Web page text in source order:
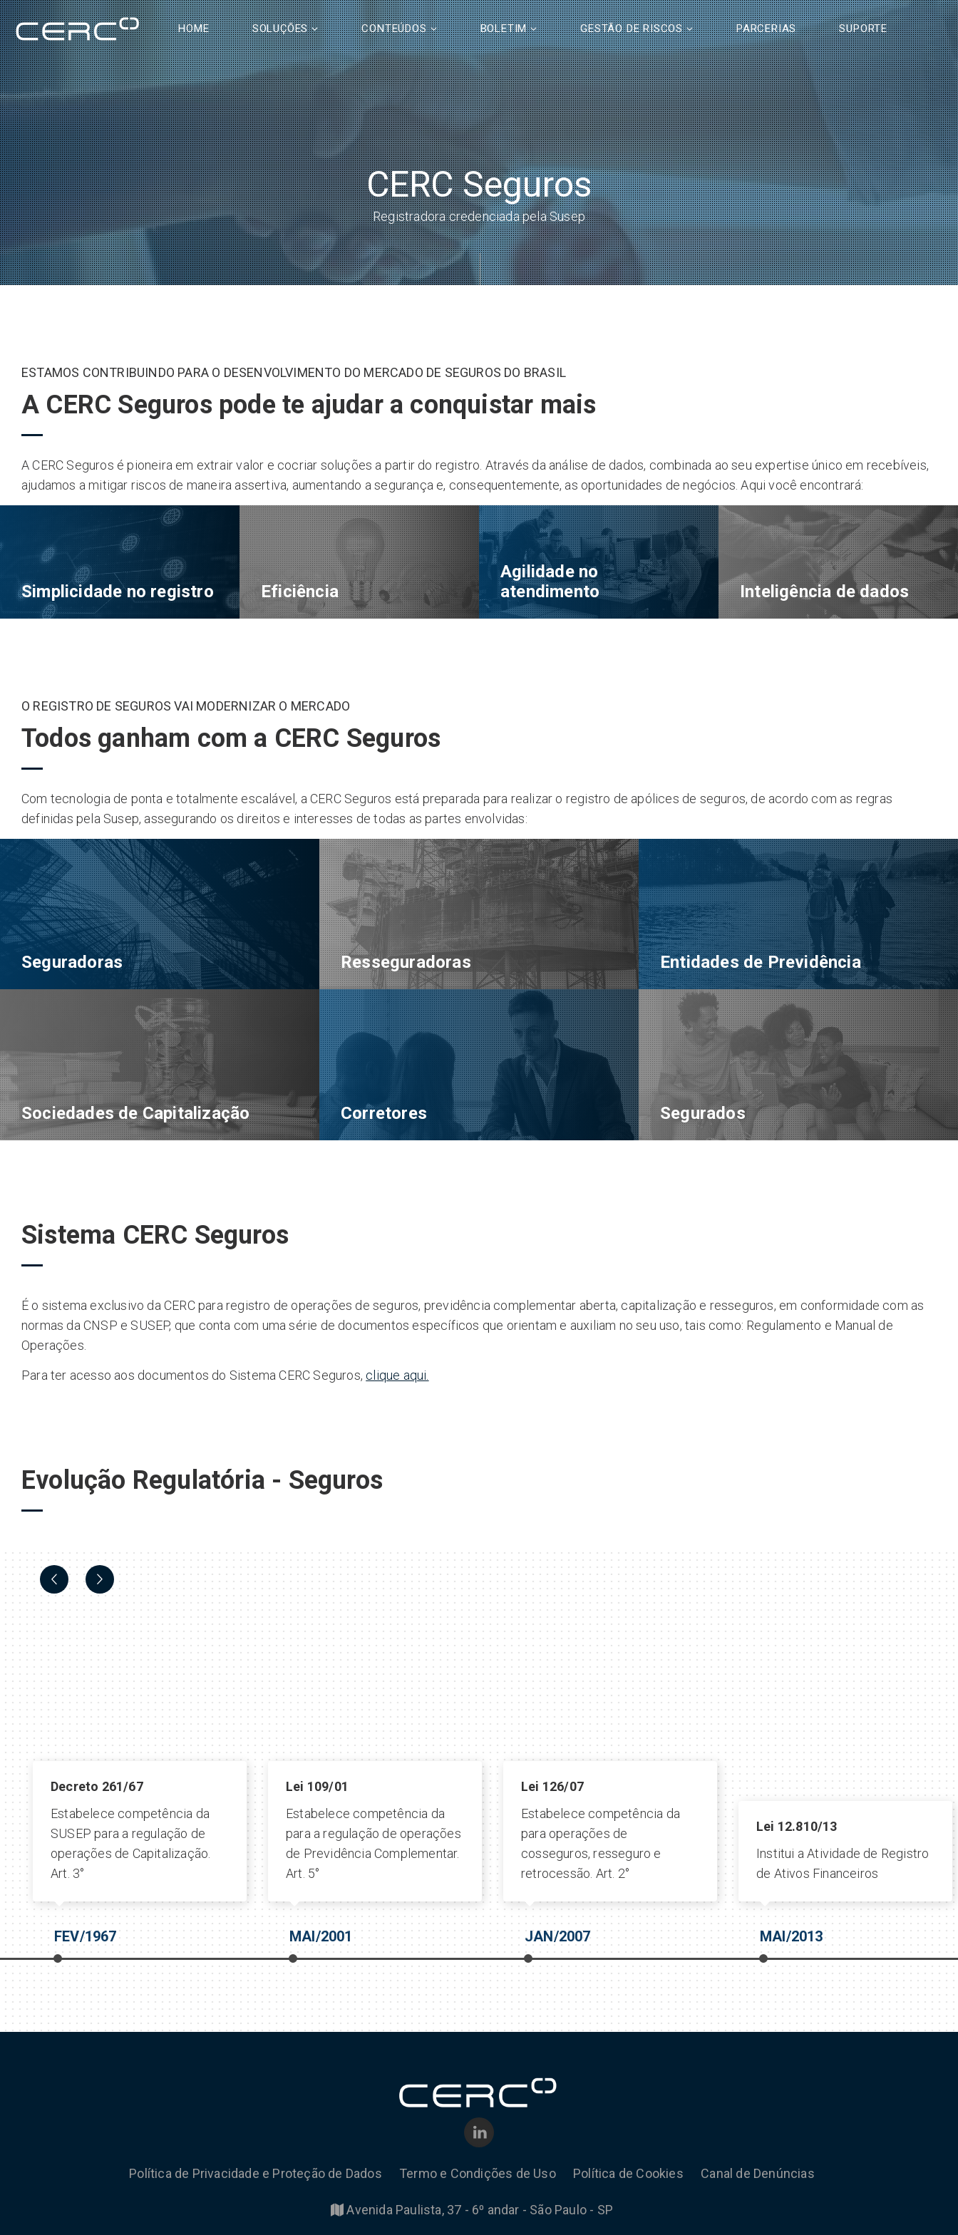
HOME SOLUÇÕES CONTEÚDOS BOLETIM GESTÃO DE RISCOS PARCERIAS SUPORTE
CERC Seguros
Registradora credenciada pela Susep
ESTAMOS CONTRIBUINDO PARA O DESENVOLVIMENTO DO MERCADO DE SEGUROS DO BRASIL
A CERC Seguros pode te ajudar a conquistar mais
A CERC Seguros é pioneira em extrair valor e cocriar soluções a partir do registro. Através da análise de dados, combinada ao seu expertise único em recebíveis,
ajudamos a mitigar riscos de maneira assertiva, aumentando a segurança e, consequentemente, as oportunidades de negócios. Aqui você encontrará:
Simplicidade no registro Eficiência
Agilidade no
atendimento
Inteligência de dados
O REGISTRO DE SEGUROS VAI MODERNIZAR O MERCADO
Todos ganham com a CERC Seguros
Com tecnologia de ponta e totalmente escalável, a CERC Seguros está preparada para realizar o registro de apólices de seguros, de acordo com as regras
definidas pela Susep, assegurando os direitos e interesses de todas as partes envolvidas:
Seguradoras Resseguradoras Entidades de Previdência
Sociedades de Capitalização Corretores Segurados
Sistema CERC Seguros
É o sistema exclusivo da CERC para registro de operações de seguros, previdência complementar aberta, capitalização e resseguros, em conformidade com as
normas da CNSP e SUSEP, que conta com uma série de documentos específicos que orientam e auxiliam no seu uso, tais como: Regulamento e Manual de
Operações.
Para ter acesso aos documentos do Sistema CERC Seguros, clique aqui.
Evolução Regulatória - Seguros
Decreto 261/67
Estabelece competência da
SUSEP para a regulação de
operações de Capitalização.
Art. 3°
FEV/1967
Lei 109/01
Estabelece competência da
para a regulação de operações
de Previdência Complementar.
Art. 5°
MAI/2001
Lei 126/07
Estabelece competência da
para operações de
cosseguros, resseguro e
retrocessão. Art. 2°
JAN/2007
Lei 12.810/13
Institui a Atividade de Registro
de Ativos Financeiros
MAI/2013
Política de Privacidade e Proteção de Dados Termo e Condições de Uso Política de Cookies Canal de Denúncias
Avenida Paulista, 37 - 6⁰ andar - São Paulo - SP